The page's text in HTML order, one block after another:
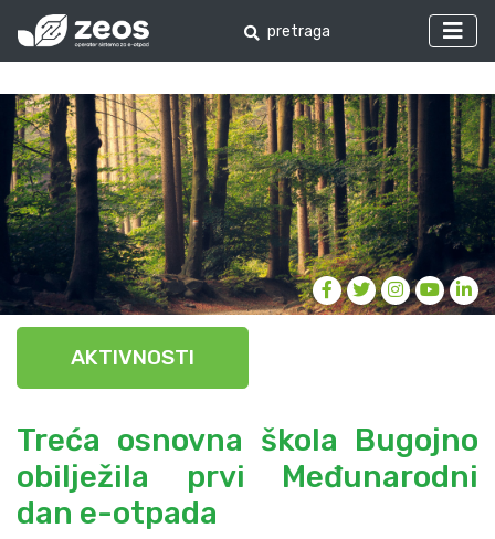
AKTIVNOSTI
Treća osnovna škola Bugojno
obilježila prvi Međunarodni
dan e-otpada